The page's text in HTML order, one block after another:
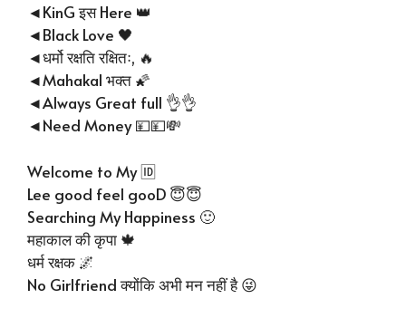
◄KinG इस Here 👑
◄Black Love 🖤
◄धर्मो रक्षति रक्षितः, 🔥
◄Mahakal भक्त 🌠
◄Always Great full 👌👌
◄Need Money 💴💴💸
Welcome to My 🆔
Lee good feel gooD 😇😇
Searching My Happiness 🙂
महाकाल की कृपा 🍁
धर्म रक्षक 🌌
No Girlfriend क्योंकि अभी मन नहीं है 😜